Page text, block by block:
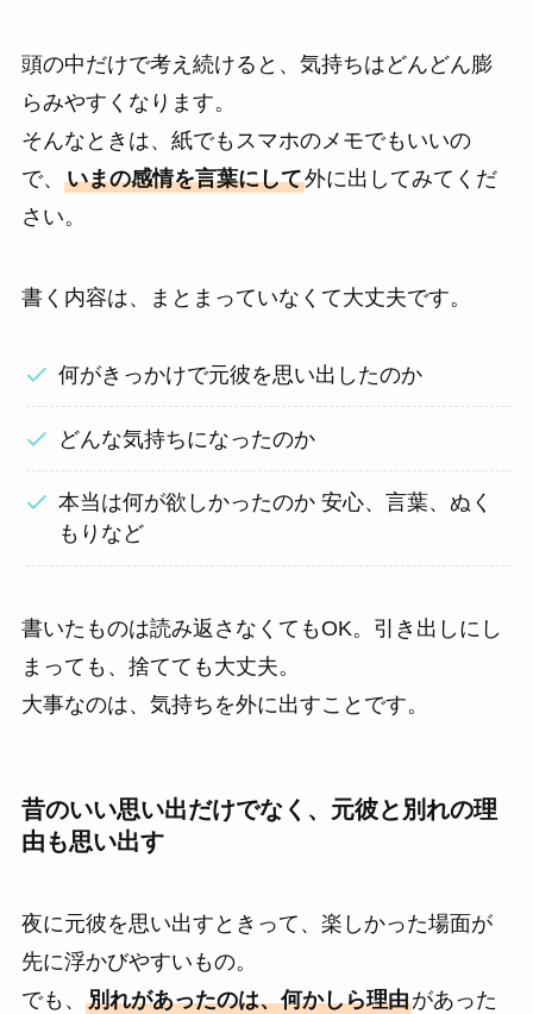
頭の中だけで考え続けると、気持ちはどんどん膨
らみやすくなります。
そんなときは、紙でもスマホのメモでもいいの
で、 いまの感情を言葉にして外に出してみてくだ
さい。
書く内容は、まとまっていなくて大丈夫です。
何がきっかけで元彼を思い出したのか
どんな気持ちになったのか
本当は何が欲しかったのか 安心、言葉、ぬく
もりなど
書いたものは読み返さなくてもOK。引き出しにし
まっても、捨てても大丈夫。
大事なのは、気持ちを外に出すことです。
昔のいい思い出だけでなく、元彼と別れの理
由も思い出す
夜に元彼を思い出すときって、楽しかった場面が
先に浮かびやすいもの。
でも、 別れがあったのは、何かしら理由があった